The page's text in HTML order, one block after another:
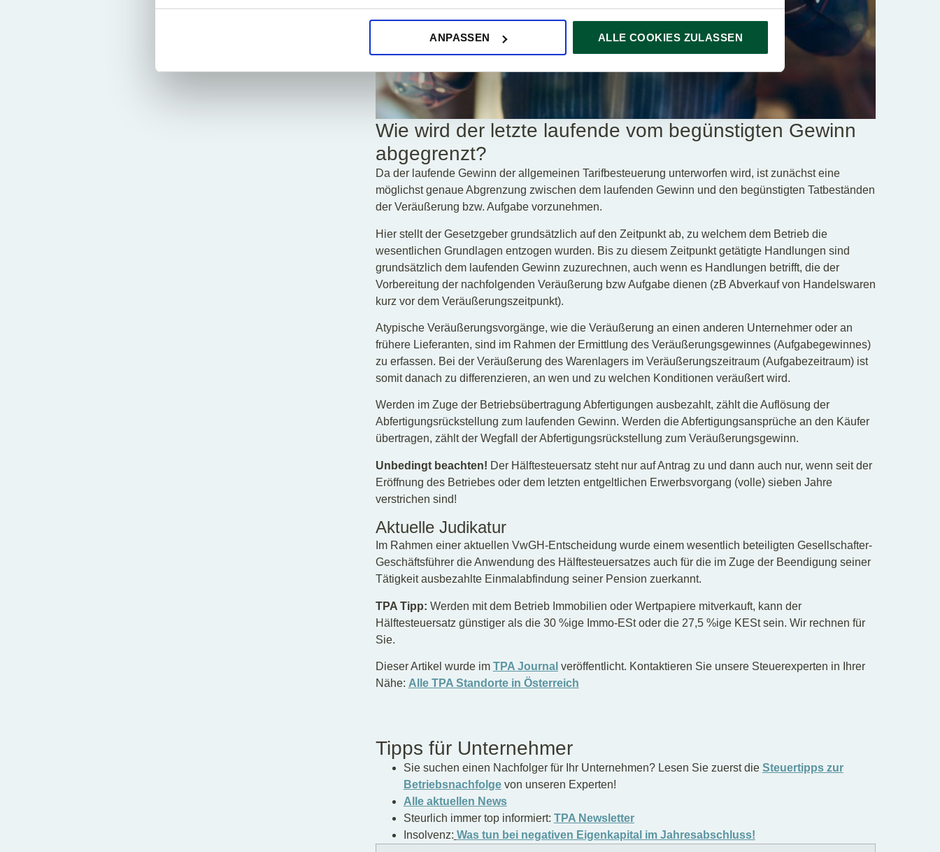
ANPASSEN ALLE COOKIES ZULASSEN
Wie wird der letzte laufende vom begünstigten Gewinn
abgegrenzt?
Da der laufende Gewinn der allgemeinen Tarifbesteuerung unterworfen wird, ist zunächst eine
möglichst genaue Abgrenzung zwischen dem laufenden Gewinn und den begünstigten Tatbeständen
der Veräußerung bzw. Aufgabe vorzunehmen.
Hier stellt der Gesetzgeber grundsätzlich auf den Zeitpunkt ab, zu welchem dem Betrieb die
wesentlichen Grundlagen entzogen wurden. Bis zu diesem Zeitpunkt getätigte Handlungen sind
grundsätzlich dem laufenden Gewinn zuzurechnen, auch wenn es Handlungen betrifft, die der
Vorbereitung der nachfolgenden Veräußerung bzw Aufgabe dienen (zB Abverkauf von Handelswaren
kurz vor dem Veräußerungszeitpunkt).
Atypische Veräußerungsvorgänge, wie die Veräußerung an einen anderen Unternehmer oder an
frühere Lieferanten, sind im Rahmen der Ermittlung des Veräußerungsgewinnes (Aufgabegewinnes)
zu erfassen. Bei der Veräußerung des Warenlagers im Veräußerungszeitraum (Aufgabezeitraum) ist
somit danach zu differenzieren, an wen und zu welchen Konditionen veräußert wird.
Werden im Zuge der Betriebsübertragung Abfertigungen ausbezahlt, zählt die Auflösung der
Abfertigungsrückstellung zum laufenden Gewinn. Werden die Abfertigungsansprüche an den Käufer
übertragen, zählt der Wegfall der Abfertigungsrückstellung zum Veräußerungsgewinn.
Unbedingt beachten! Der Hälftesteuersatz steht nur auf Antrag zu und dann auch nur, wenn seit der
Eröffnung des Betriebes oder dem letzten entgeltlichen Erwerbsvorgang (volle) sieben Jahre
verstrichen sind!
Aktuelle Judikatur
Im Rahmen einer aktuellen VwGH-Entscheidung wurde einem wesentlich beteiligten Gesellschafter-
Geschäftsführer die Anwendung des Hälftesteuersatzes auch für die im Zuge der Beendigung seiner
Tätigkeit ausbezahlte Einmalabfindung seiner Pension zuerkannt.
TPA Tipp: Werden mit dem Betrieb Immobilien oder Wertpapiere mitverkauft, kann der
Hälftesteuersatz günstiger als die 30 %ige Immo-ESt oder die 27,5 %ige KESt sein. Wir rechnen für
Sie.
Dieser Artikel wurde im TPA Journal veröffentlicht. Kontaktieren Sie unsere Steuerexperten in Ihrer
Nähe: Alle TPA Standorte in Österreich
Tipps für Unternehmer
Sie suchen einen Nachfolger für Ihr Unternehmen? Lesen Sie zuerst die Steuertipps zur
Betriebsnachfolgevon unseren Experten!
Alle aktuellen News
Steurlich immer top informiert: TPA Newsletter
Insolvenz: Was tun bei negativen Eigenkapital im Jahresabschluss!